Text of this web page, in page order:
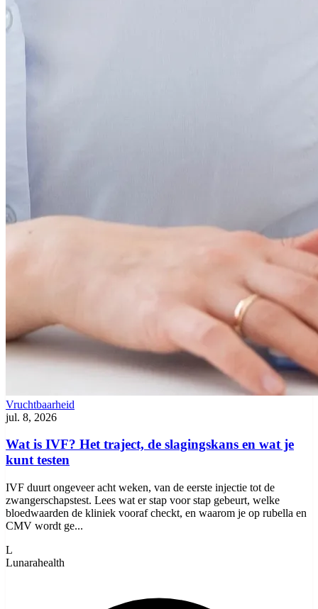
Vruchtbaarheid
jul. 8, 2026
Wat is IVF? Het traject, de slagingskans en wat je
kunt testen
IVF duurt ongeveer acht weken, van de eerste injectie tot de
zwangerschapstest. Lees wat er stap voor stap gebeurt, welke
bloedwaarden de kliniek vooraf checkt, en waarom je op rubella en
CMV wordt ge...
L
Lunarahealth